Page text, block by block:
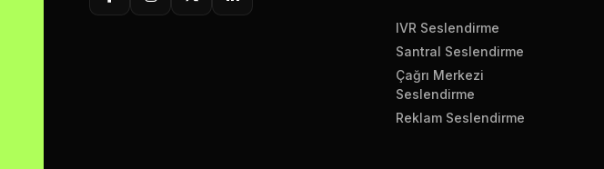
IVR Seslendirme
Santral Seslendirme
Çağrı Merkezi
Seslendirme
Reklam Seslendirme